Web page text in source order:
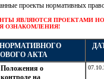
проекты нормативных
ЯВЛЯЮТСЯ ПРОЕКТАМИ
ОЗНАКОМЛЕНИЯ!
АКТА
о
на